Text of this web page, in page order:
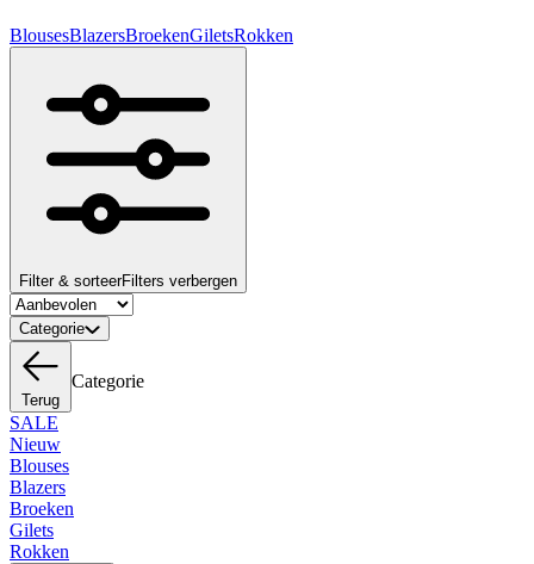
BlousesBlazersBroekenGiletsRokken
Filter & sorteerFilters verbergen
Categorie
Terug
Categorie
SALE
Nieuw
Blouses
Blazers
Broeken
Gilets
Rokken